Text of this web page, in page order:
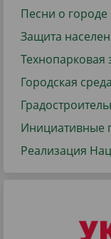
Песни о городе
Защита
Технопарковая
Городская среда
Инициативные
Реализация